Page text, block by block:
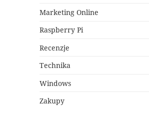
Marketing Online
Raspberry Pi
Recenzje
Technika
Windows
Zakupy